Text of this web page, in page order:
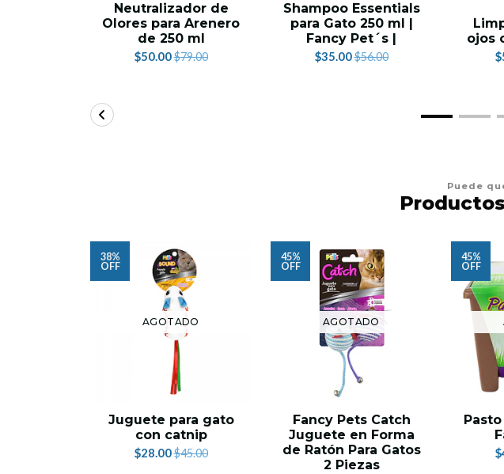
Neutralizador de
Olores para Arenero
de 250 ml
$50.00$79.00
Shampoo Essentials
para Gato 250 ml |
Fancy Pet´s |
$35.00$56.00
ojos
Puede
38%
OFF
AGOTADO
Juguete para gato
con catnip
$28.00$45.00
45%
OFF
AGOTADO
Fancy Pets Catch
Juguete en Forma
de Ratón Para Gatos
2 Piezas
45%
OFF